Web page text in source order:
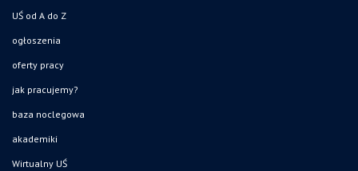
UŚ od A do Z
ogłoszenia
oferty pracy
jak pracujemy?
baza noclegowa
akademiki
Wirtualny UŚ